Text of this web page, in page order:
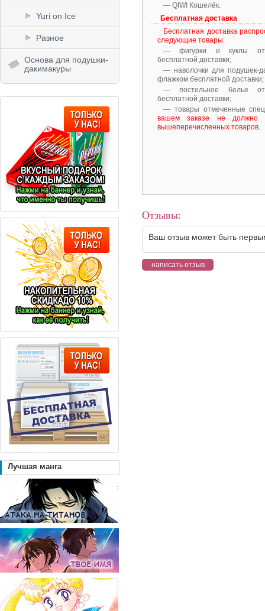
— QIWI Кошелёк.
Бесплатная доставка
Бесплатная доставка
следующие товары:
— фигурки и куклы
бесплатной доставки;
— наволочки для подушек-
флажком бесплатной доставки;
— постельное белье
бесплатной доставки;
— товары отмеченные
вашем заказе не должно
вышеперечисленных товаров.
Отзывы:
Ваш отзыв может быть
написать отзыв
Yuri on Ice
Разное
Основа для подушки-
дакимакуры
Лучшая манга